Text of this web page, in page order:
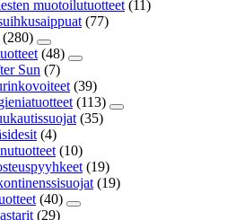
muotoilutuotteet (11)
(77)
(280)
(48)
Sun (7)
(39)
(113)
(35)
(4)
(10)
(19)
(19)
(40)
(29)